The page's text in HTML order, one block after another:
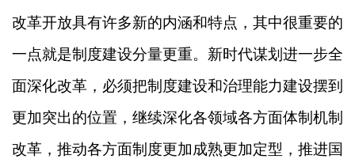
改革开放具有许多新的内涵和特点，其中很重要的
一点就是制度建设分量更重。新时代谋划进一步全
面深化改革，必须把制度建设和治理能力建设摆到
更加突出的位置，继续深化各领域各方面体制机制
改革，推动各方面制度更加成熟更加定型，推进国